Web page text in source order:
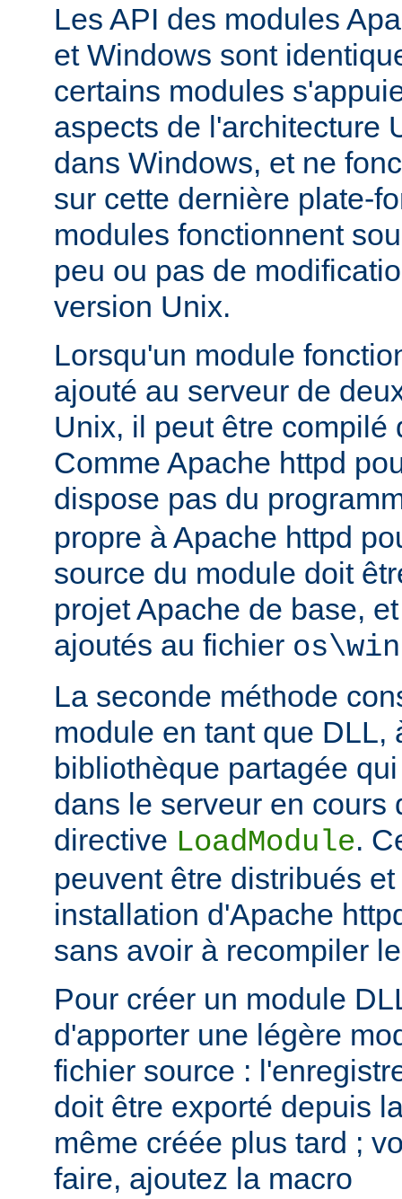
Les API des modules
et Windows sont
certains modules
aspects de l'architecture
dans Windows, et ne
sur cette dernière plate-
modules fonctionnent
peu ou pas de
version Unix.
Lorsqu'un module
ajouté au serveur de
Unix, il peut être compilé
Comme Apache httpd
dispose pas du
propre à Apache httpd
source du module doit
projet Apache de base,
ajoutés au fichier
La seconde méthode
module en tant que DLL,
bibliothèque partagée
dans le serveur en cours
directive LoadModule.
peuvent être distribués
installation d'Apache
sans avoir à recompiler
Pour créer un module
d'apporter une légère
fichier source :
doit être exporté depuis
même créée plus tard ;
faire, ajoutez la macro